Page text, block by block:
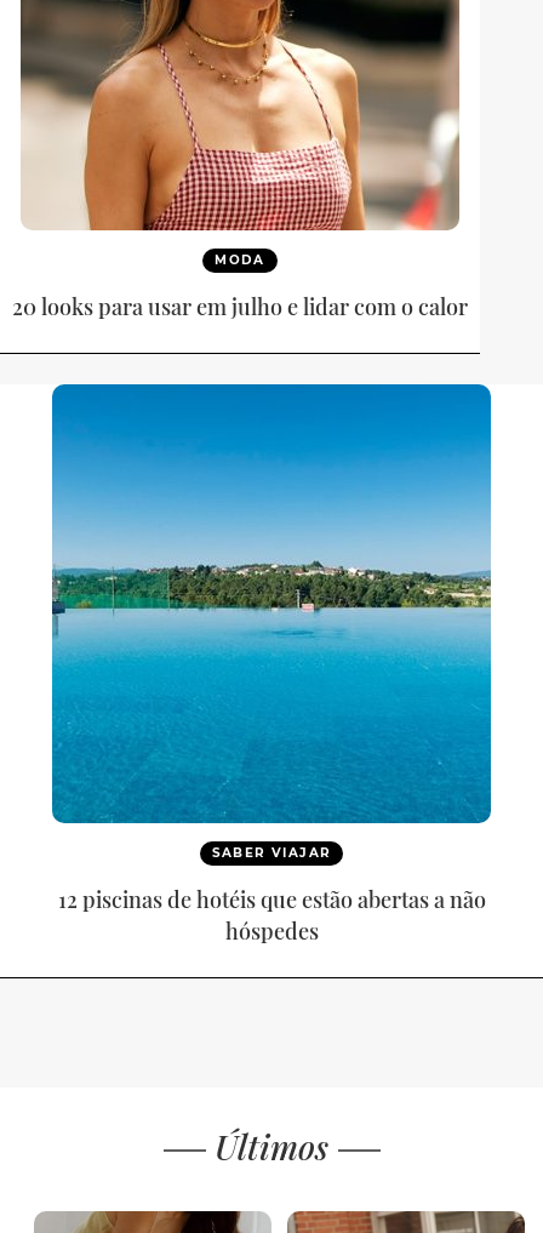
MODA
20 looks para usar em julho e lidar com o calor
SABER VIAJAR
12 piscinas de hotéis que estão abertas a não
hóspedes
Últimos